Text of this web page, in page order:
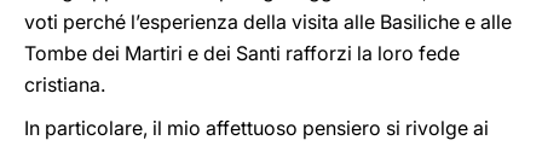
voti perché l’esperienza della visita alle Basiliche e alle
Tombe dei Martiri e dei Santi rafforzi la loro fede
cristiana.
In particolare, il mio affettuoso pensiero si rivolge ai